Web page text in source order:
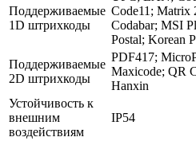
Поддерживаемые
1D штрихкоды
Code11; Matrix
Codabar; MSI
Postal; Korean
Поддерживаемые
2D штрихкоды
PDF417;
Maxicode; QR
Hanxin
Устойчивость к
внешним
воздействиям
IP54